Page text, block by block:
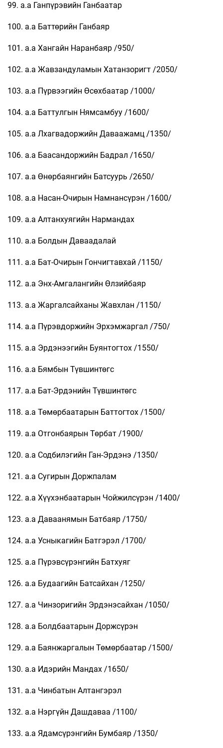
99. а.а Ганпүрэвийн Ганбаатар
100. а.а Баттөрийн Ганбаяр
101. а.а Хангайн Наранбаяр /950/
102. а.а Жавзандуламын Хатанзоригт /2050/
103. а.а Пүрвээгийн Өсөхбаатар /1000/
104. а.а Баттулгын Нямсамбуу /1600/
105. а.а Лхагвадоржийн Даваажамц /1350/
106. а.а Баасандоржийн Бадрал /1650/
107. а.а Өнөрбаянгийн Батсуурь /2650/
108. а.а Насан-Очирын Намнансүрэн /1600/
109. а.а Алтанхуягийн Нармандах
110. а.а Болдын Даваадалай
111. а.а Бат-Очирын Гончигтавхай /1150/
112. а.а Энх-Амгалангийн Өлзийбаяр
113. а.а Жаргалсайханы Жавхлан /1150/
114. а.а Пүрэвдоржийн Эрхэмжаргал /750/
115. а.а Эрдэнээгийн Буянтогтох /1550/
116. а.а Бямбын Түвшинтөгс
117. а.а Бат-Эрдэнийн Түвшинтөгс
118. а.а Төмөрбаатарын Баттогтох /1500/
119. а.а Отгонбаярын Төрбат /1900/
120. а.а Содбилэгийн Ган-Эрдэнэ /1350/
121. а.а Сугирын Доржпалам
122. а.а Хүүхэнбаатарын Чойжилсүрэн /1400/
123. а.а Даваанямын Батбаяр /1750/
124. а.а Усныкагийн Батгэрэл /1700/
125. а.а Пүрэвсүрэнгийн Батхуяг
126. а.а Будаагийн Батсайхан /1250/
127. а.а Чинзоригийн Эрдэнэсайхан /1050/
128. а.а Болдбаатарын Доржсүрэн
129. а.а Баянжаргалын Төмөрбаатар /1500/
130. а.а Идэрийн Мандах /1650/
131. а.а Чинбатын Алтангэрэл
132. а.а Нэргүйн Дашдаваа /1100/
133. а.а Ядамсүрэнгийн Бумбаяр /1350/